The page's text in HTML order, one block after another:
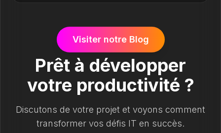
Visiter notre Blog
Prêt à développer
votre productivité ?
Discutons de votre projet et voyons comment
transformer vos défis IT en succès.